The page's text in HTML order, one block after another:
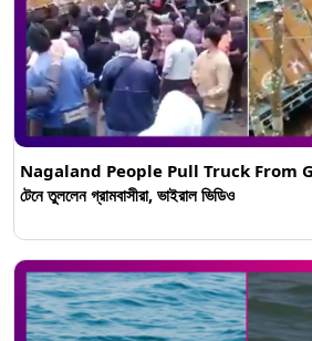
Nagaland People Pull Truck From
টেনে তুললেন গ্রামবাসীরা, ভাইরাল ভিডিও